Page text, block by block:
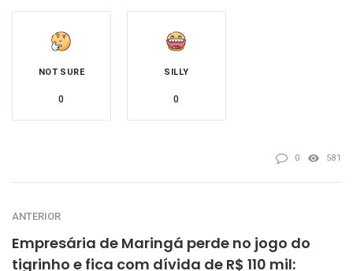
NOT SURE
0
SILLY
0
0 581
ANTERIOR
Empresária de Maringá perde no jogo do
tigrinho e fica com dívida de R$ 110 mil: